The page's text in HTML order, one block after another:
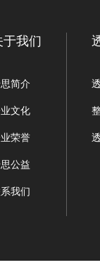
于我们
简介
文化
荣誉
公益
我们